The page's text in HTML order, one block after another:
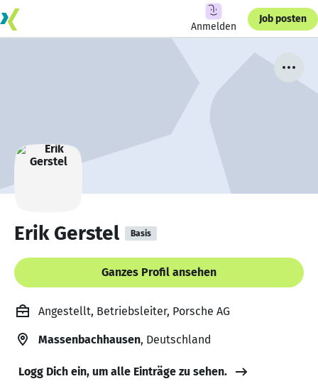
Anmelden
Job posten
Erik Gerstel Basis
Ganzes Profil ansehen
Angestellt, Betriebsleiter, Porsche AG
Massenbachhausen, Deutschland
Logg Dich ein, um alle Einträge zu sehen.